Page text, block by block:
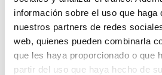
información sobre el uso que haga
nuestros partners de redes
web, quienes pueden combinarla
que les haya proporcionado o que
partir del uso que haya hecho de
TDS / Ficha técnica
Regístrate para
descargas
COA
SDS/ Hoja de seguridad
Regístrate para